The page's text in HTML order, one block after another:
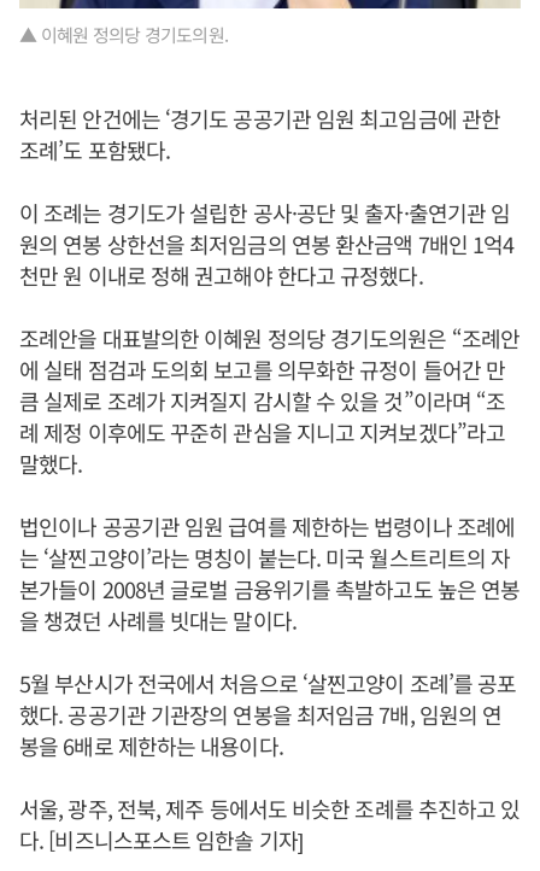
▲ 이혜원 정의당 경기도의원.
처리된 안건에는 ‘경기도 공공기관 임원 최고임금에 관한
조례’도 포함됐다.
이 조례는 경기도가 설립한 공사·공단 및 출자·출연기관 임
원의 연봉 상한선을 최저임금의 연봉 환산금액 7배인 1억4
천만 원 이내로 정해 권고해야 한다고 규정했다.
조례안을 대표발의한 이혜원 정의당 경기도의원은 “조례안
에 실태 점검과 도의회 보고를 의무화한 규정이 들어간 만
큼 실제로 조례가 지켜질지 감시할 수 있을 것”이라며 “조
례 제정 이후에도 꾸준히 관심을 지니고 지켜보겠다”라고
말했다.
법인이나 공공기관 임원 급여를 제한하는 법령이나 조례에
는 ‘살찐고양이’라는 명칭이 붙는다. 미국 월스트리트의 자
본가들이 2008년 글로벌 금융위기를 촉발하고도 높은 연봉
을 챙겼던 사례를 빗대는 말이다.
5월 부산시가 전국에서 처음으로 ‘살찐고양이 조례’를 공포
했다. 공공기관 기관장의 연봉을 최저임금 7배, 임원의 연
봉을 6배로 제한하는 내용이다.
서울, 광주, 전북, 제주 등에서도 비슷한 조례를 추진하고 있
다. [비즈니스포스트 임한솔 기자]